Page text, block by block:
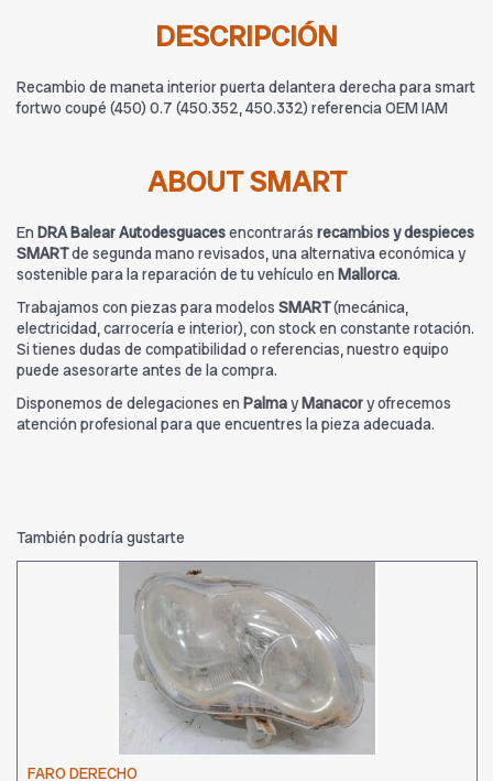
DESCRIPCIÓN
Recambio de maneta interior puerta delantera derecha para smart
fortwo coupé (450) 0.7 (450.352, 450.332) referencia OEM IAM
ABOUT SMART
En DRA Balear Autodesguacesencontrarás recambios y despieces
SMARTde segunda mano revisados, una alternativa económica y
sostenible para la reparación de tu vehículo en Mallorca.
Trabajamos con piezas para modelos SMART(mecánica,
electricidad, carrocería e interior), con stock en constante rotación.
Si tienes dudas de compatibilidad o referencias, nuestro equipo
puede asesorarte antes de la compra.
Disponemos de delegaciones en PalmayManacory ofrecemos
atención profesional para que encuentres la pieza adecuada.
También podría gustarte
FARO DERECHO